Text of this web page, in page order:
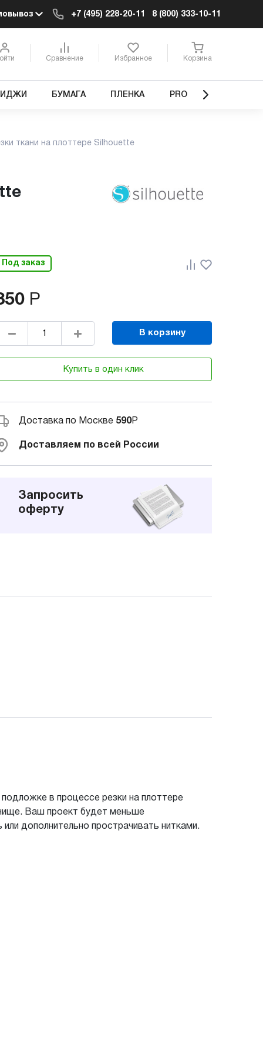
+7 (495) 228-20-11 8 (800) 333-10-11
Сравнение Избранное Корзина
БУМАГА ПЛЕНКА PRO
ткани на плоттере Silhouette
Под заказ
Р
В корзину
Купить в один клик
Доставка по Москве 590Р
Доставляем по всей России
Запросить
оферту
в процессе резки на плоттере
чище. Ваш проект будет меньше
дополнительно прострачивать нитками.